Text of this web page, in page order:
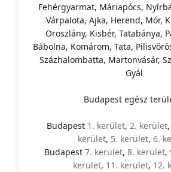
Fehérgyarmat, Máriapócs,
Várpalota, Ajka, Herend, Mór,
Oroszlány, Kisbér, Tatabánya,
Bábolna, Komárom, Tata,
Százhalombatta, Martonvásár,
Gyál
Budapest egész
Budapest 1. kerület, 2. kerület,
kerület, 5. kerület, 6.
Budapest 7. kerület, 8. kerület,
kerület, 11. kerület, 12.